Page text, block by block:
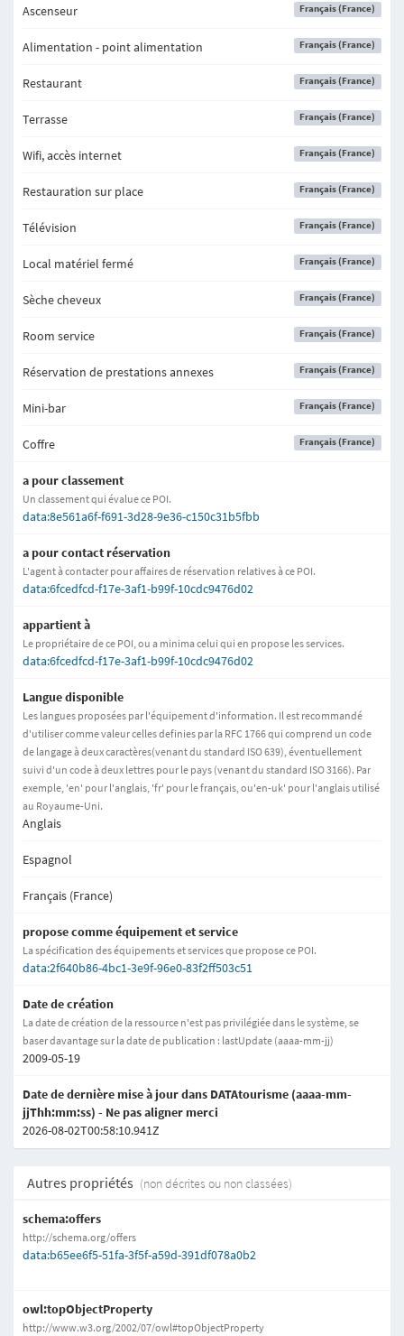
Français (France)
Ascenseur
Français (France)
Alimentation - point alimentation
Français (France)
Restaurant
Français (France)
Terrasse
Français (France)
Wifi, accès internet
Français (France)
Restauration sur place
Français (France)
Télévision
Français (France)
Local matériel fermé
Français (France)
Sèche cheveux
Français (France)
Room service
Français (France)
Réservation de prestations annexes
Français (France)
Mini-bar
Français (France)
Coffre
a pour classement
Un classement qui évalue ce POI.
data:8e561a6f-f691-3d28-9e36-c150c31b5fbb
a pour contact réservation
L'agent à contacter pour affaires de réservation relatives à ce POI.
data:6fcedfcd-f17e-3af1-b99f-10cdc9476d02
appartient à
Le propriétaire de ce POI, ou a minima celui qui en propose les services.
data:6fcedfcd-f17e-3af1-b99f-10cdc9476d02
Langue disponible
Les langues proposées par l'équipement d'information. Il est recommandé
d'utiliser comme valeur celles definies par la RFC 1766 qui comprend un code
de langage à deux caractères(venant du standard ISO 639), éventuellement
suivi d'un code à deux lettres pour le pays (venant du standard ISO 3166). Par
exemple, 'en' pour l'anglais, 'fr' pour le français, ou'en-uk' pour l'anglais utilisé
au Royaume-Uni.
Anglais
Espagnol
Français (France)
propose comme équipement et service
La spécification des équipements et services que propose ce POI.
data:2f640b86-4bc1-3e9f-96e0-83f2ff503c51
Date de création
La date de création de la ressource n'est pas privilégiée dans le système, se
baser davantage sur la date de publication : lastUpdate (aaaa-mm-jj)
2009-05-19
Date de dernière mise à jour dans DATAtourisme (aaaa-mm-
jjThh:mm:ss) - Ne pas aligner merci
2026-08-02T00:58:10.941Z
Autres propriétés (non décrites ou non classées)
schema:offers
http://schema.org/offers
data:b65ee6f5-51fa-3f5f-a59d-391df078a0b2
owl:topObjectProperty
http://www.w3.org/2002/07/owl#topObjectProperty